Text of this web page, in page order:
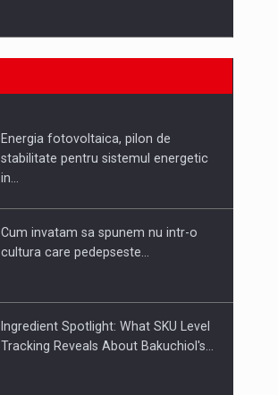
CEO Conference - Shaping The
Webinar - Business Evolution-
RETHINK STRATEGY-Finantare
Energia fotovoltaica, pilon de
stabilitate pentru sistemul energetic
in…
Cum invatam sa spunem nu intr-o
cultura care pedepseste…
Ingredient Spotlight: What SKU Level
Tracking Reveals About Bakuchiol's…